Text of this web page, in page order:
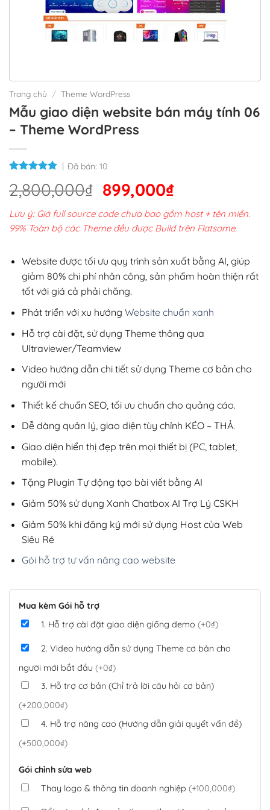
Trang chủ / Theme WordPress
Mẫu giao diện website bán máy tính 06
– Theme WordPress
Đã bán: 10
2,800,000₫ Giá
gốc
là:
2,800,000₫.
899,000₫Giá
hiện
tại
899,000₫.
Lưu ý: Giá full source code chưa bao gồm host + tên miền.
99% Toàn bộ các Theme đều được Build trên Flatsome.
Website được tối ưu quy trình sản xuất bằng AI, giúp
giảm 80% chi phí nhân công, sản phẩm hoàn thiện rất
tốt với giá cả phải chăng.
Phát triển với xu hướng Website chuẩn xanh
Hỗ trợ cài đặt, sử dụng Theme thông qua
Ultraviewer/Teamview
Video hướng dẫn chi tiết sử dụng Theme cơ bản cho
người mới
Thiết kế chuẩn SEO, tối ưu chuẩn cho quảng cáo.
Dễ dàng quản lý, giao diện tùy chỉnh KÉO – THẢ.
Giao diện hiển thị đẹp trên mọi thiết bị (PC, tablet,
mobile).
Tặng Plugin Tự động tạo bài viết bằng AI
Giảm 50% sử dụng Xanh Chatbox AI Trợ Lý CSKH
Giảm 50% khi đăng ký mới sử dụng Host của Web
Siêu Rẻ
Gói hỗ trợ tư vấn nâng cao website
Mua kèm Gói hỗ trợ
1. Hỗ trợ cài đặt giao diện giống demo (+0₫)
2. Video hướng dẫn sử dụng Theme cơ bản cho
người mới bắt đầu (+0₫)
3. Hỗ trợ cơ bản (Chỉ trả lời câu hỏi cơ bản)
(+200,000₫)
4. Hỗ trợ nâng cao (Hướng dẫn giải quyết vấn đề)
(+500,000₫)
Gói chỉnh sửa web
Thay logo & thông tin doanh nghiệp (+100,000₫)